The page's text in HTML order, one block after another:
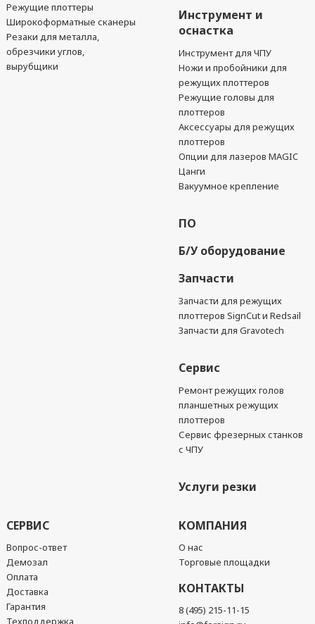
Режущие плоттеры
Широкоформатные сканеры
Резаки для металла,
обрезчики углов,
вырубщики
Инструмент и
оснастка
Инструмент для ЧПУ
Ножи и пробойники для
режущих плоттеров
Режущие головы для
плоттеров
Аксессуары для режущих
плоттеров
Опции для лазеров MAGIC
Цанги
Вакуумное крепление
ПО
Б/У оборудование
Запчасти
Запчасти для режущих
плоттеров SignCut и Redsail
Запчасти для Gravotech
Сервис
Ремонт режущих голов
планшетных режущих
плоттеров
Сервис фрезерных станков
с ЧПУ
Услуги резки
СЕРВИС
Вопрос-ответ
Демозал
Оплата
Доставка
Гарантия
Техподдержка
КОМПАНИЯ
О нас
Торговые площадки
КОНТАКТЫ
8 (495) 215-11-15